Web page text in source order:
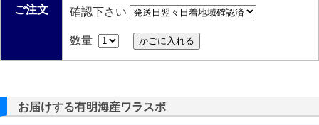
ご注文 確認下さい
数量
お届けする有明海産ワラスボ